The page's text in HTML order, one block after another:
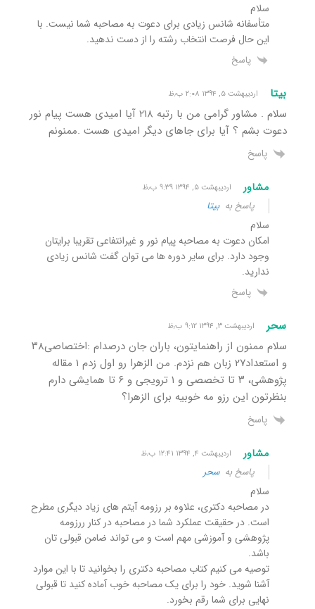
سلام
متأسفانه شانس زیادی برای دعوت به مصاحبه شما نیست. با
این حال فرصت انتخاب رشته را از دست ندهید.
پاسخ
بیتا اردیبهشت ۵, ۱۳۹۴ ۲:۰۸ ب٫ظ
سلام . مشاور گرامی من با رتبه ۲۱۸ آیا امیدی هست پیام نور
دعوت بشم ؟ آیا برای جاهای دیگر امیدی هست .ممنونم
پاسخ
مشاور اردیبهشت ۵, ۱۳۹۴ ۹:۳۹ ب٫ظ
پاسخ بهبیتا
سلام
امکان دعوت به مصاحبه پیام نور و غیرانتفاعی تقریبا برایتان
وجود دارد. برای سایر دوره ها می توان گفت شانس زیادی
ندارید.
پاسخ
سحر اردیبهشت ۳, ۱۳۹۴ ۹:۱۲ ب٫ظ
سلام ممنون از راهنمایتون، باران جان درصدام :اختصاصی۳۸
و استعداد۲۷ زبان هم نزدم. من الزهرا رو اول زدم ۱ مقاله
پژوهشی، ۳ تا تخصصی و ۱ ترویجی و ۶ تا همایشی دارم
بنظرتون این رزو مه خوبیه برای الزهرا؟
پاسخ
مشاور اردیبهشت ۴, ۱۳۹۴ ۱۲:۴۱ ب٫ظ
پاسخ بهسحر
سلام
در مصاحبه دکتری، علاوه بر رزومه آیتم های زیاد دیگری مطرح
است. در حقیقت عملکرد شما در مصاحبه در کنار ررزومه
پژوهشی و آموزشی مهم است و می تواند ضامن قبولی تان
باشد.
توصیه می کنیم کتاب مصاحبه دکتری را بخوانید تا با این موارد
آشنا شوید. خود را برای یک مصاحبه خوب آماده کنید تا قبولی
نهایی برای شما رقم بخورد.